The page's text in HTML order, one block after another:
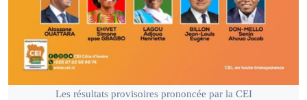
Les résultats provisoires prononcée par la CEI